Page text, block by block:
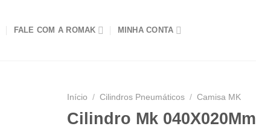
FALE COM A ROMAK MINHA CONTA
Início / Cilindros Pneumáticos / Camisa MK
Cilindro Mk 040X020Mm